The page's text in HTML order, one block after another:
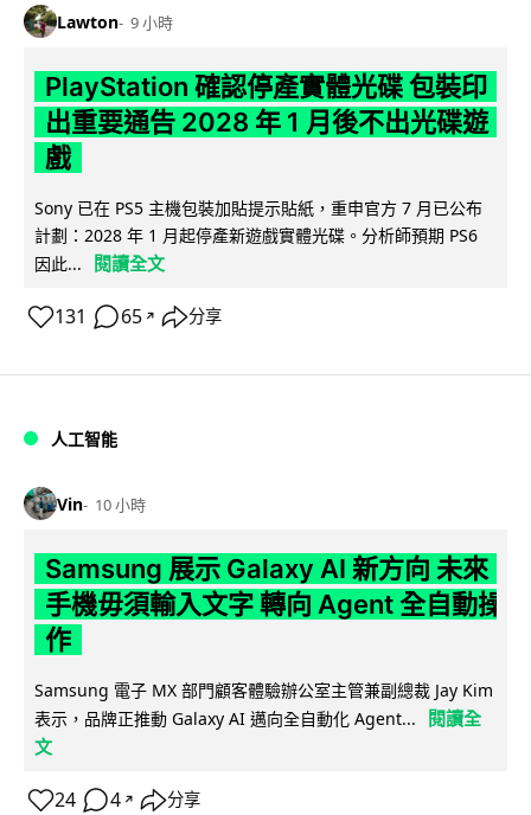
Lawton 9 小時
PlayStation 確認停產實體光碟 包裝印
出重要通告 2028 年 1 月後不出光碟遊
戲
Sony 已在 PS5 主機包裝加貼提示貼紙，重申官方 7 月已公布
計劃：2028 年 1 月起停產新遊戲實體光碟。分析師預期 PS6
因此...
閱讀全文
131 65 ↗ 分享
人工智能
Vin 10 小時
Samsung 展示 Galaxy AI 新方向 未來
手機毋須輸入文字 轉向 Agent 全自動操
作
Samsung 電子 MX 部門顧客體驗辦公室主管兼副總裁 Jay Kim
表示，品牌正推動 Galaxy AI 邁向全自動化 Agent...
閱讀全
文
24 4 ↗ 分享